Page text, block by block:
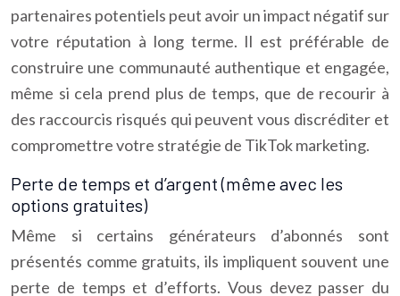
partenaires potentiels peut avoir un impact négatif sur
votre réputation à long terme. Il est préférable de
construire une communauté authentique et engagée,
même si cela prend plus de temps, que de recourir à
des raccourcis risqués qui peuvent vous discréditer et
compromettre votre stratégie de TikTok marketing.
Perte de temps et d’argent (même avec les
options gratuites)
Même si certains générateurs d’abonnés sont
présentés comme gratuits, ils impliquent souvent une
perte de temps et d’efforts. Vous devez passer du